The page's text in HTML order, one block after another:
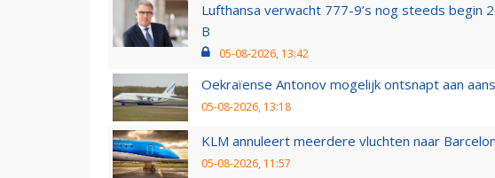
Lufthansa verwacht 777-9’s nog steeds begin
B
05-08-2026, 13:42
Oekraïense Antonov mogelijk ontsnapt aan
05-08-2026, 13:18
KLM annuleert meerdere vluchten naar
05-08-2026, 11:57